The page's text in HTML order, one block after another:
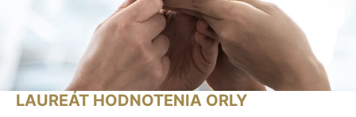
LAUREÁT HODNOTENIA ORLY